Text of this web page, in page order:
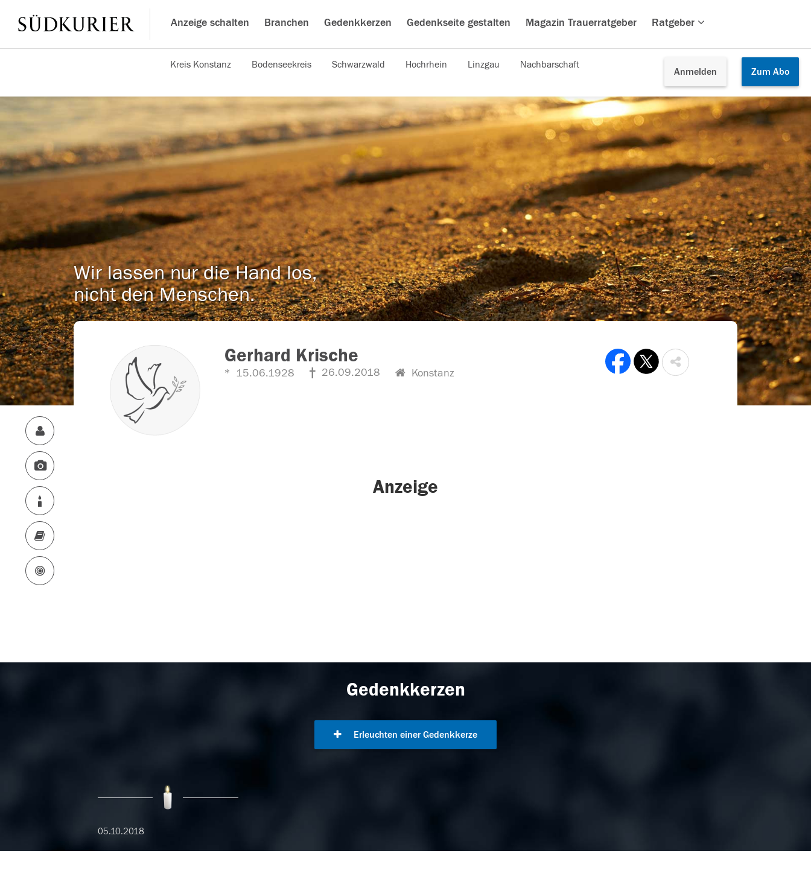
Anzeige schalten Branchen Gedenkkerzen Gedenkseite gestalten Magazin Trauerratgeber Ratgeber
Anmelden Zum Abo
Kreis Konstanz Bodenseekreis Schwarzwald Hochrhein Linzgau Nachbarschaft
Wir lassen nur die Hand los,
nicht den Menschen.
Gerhard Krische
15.06.1928 26.09.2018 Konstanz
Anzeige
Gedenkkerzen
Erleuchten einer Gedenkkerze
05.10.2018